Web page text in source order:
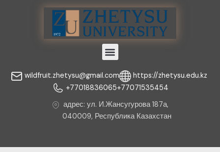
Menu
wildfruit.zhetysu@gmail.com
https://zhetysu.edu.kz
+77018836065+77071535454
адрес: ул. И.Жансугурова 187а,
040009, Республика Казахстан